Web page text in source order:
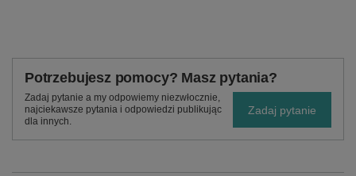
Potrzebujesz pomocy? Masz pytania?
Zadaj pytanie a my odpowiemy niezwłocznie,
najciekawsze pytania i odpowiedzi publikując
dla innych.
Zadaj pytanie